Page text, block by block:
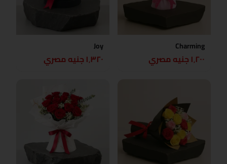
Charming
١٬٢٠٠ جنيه مصري
Joy
١٬٣٢٠ جنيه مصري